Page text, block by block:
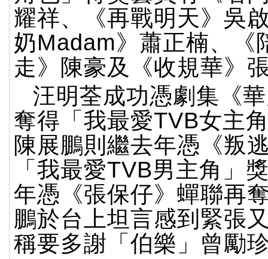
耀祥、《再戰明天》吳
奶Madam》蕭正楠、《
走》陳豪及《收規華》
汪明荃成功憑劇集《
奪得「我最愛TVB女主
陳展鵬則繼去年憑《叛
「我最愛TVB男主角」
年憑《張保仔》蟬聯再
鵬於台上坦言感到緊張
稱要多謝「伯樂」曾勵